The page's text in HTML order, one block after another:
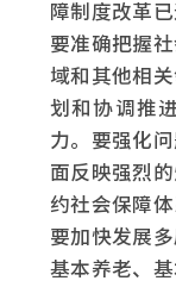
障制度改革
要准确把握
域和其他相
划和协调推
力。要强化
面反映强烈
约社会保障
要加快发展
基本养老、